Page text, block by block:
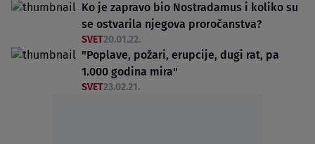
Ko je zapravo bio Nostradamus i koliko su
se ostvarila njegova proročanstva?
SVET20.01.22.
"Poplave, požari, erupcije, dugi rat, pa
1.000 godina mira"
SVET23.02.21.